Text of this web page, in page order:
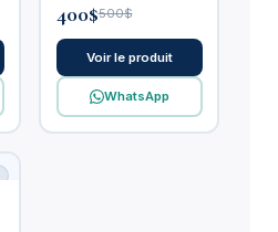
400$500$
Voir le produit
WhatsApp